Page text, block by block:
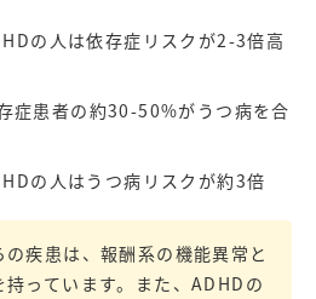
の人は依存症リスクが2-3倍高
症患者の約30-50%がうつ病を合
の人はうつ病リスクが約3倍
の疾患は、報酬系の機能異常と
っています。また、ADHDの